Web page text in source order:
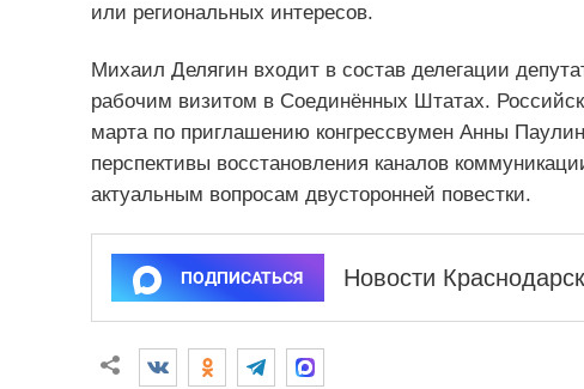
или региональных интересов.
Михаил Делягин входит в состав делегации
рабочим визитом в Соединённых Штатах.
марта по приглашению конгрессвумен Анны
перспективы восстановления каналов
актуальным вопросам двусторонней повестки.
ПОДПИСАТЬСЯ Новости